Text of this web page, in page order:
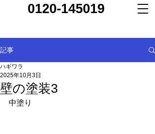
0120-145019
記事
壁の塗装3
ハギワラ
2025年10月3日
中塗り